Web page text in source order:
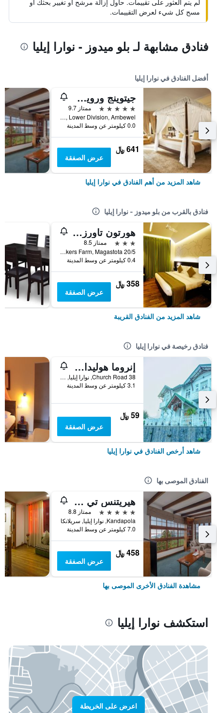
لم يتم العثور على تقييمات. حاول إزالة مرشح أو تغيير بحثك أو
مسح كل شيء لعرض التقييمات.
فنادق مشابهة لـ بلو ميدوز - نوارا إيليا
أفضل الفنادق في نوارا إيليا
جيتوينج ورويك جاردنز، آيه لاكشري ريزيرف
5 نجوم
ممتاز 9.7
Warwick Estate, Lower Division, Ambewel, نوارا إيليا, سريلانكا
0.0 كيلومتر عن وسط المدينة
641 ﷼
عرض الصفقة
شاهد المزيد من أهم الفنادق في نوارا إيليا
فنادق بالقرب من بلو ميدوز - نوارا إيليا
هورتون تاورز آند كوتيدجيز
3 نجوم
ممتاز 8.5
20/5 3rd Lane, Bakers Farm, Magastota, نوارا إيليا, سريلانكا
0.4 كيلومتر عن وسط المدينة
358 ﷼
عرض الصفقة
شاهد المزيد من الفنادق القريبة
فنادق رخيصة في نوارا إيليا
إنروما هوليداي ريزورت
38 Church Road, نوارا إيليا, سريلانكا
3.1 كيلومتر عن وسط المدينة
59 ﷼
عرض الصفقة
شاهد أرخص الفنادق في نوارا إيليا
الفنادق الموصى بها
هيريتنس تي فاكتوري
5 نجوم
ممتاز 8.8
Kandapola, نوارا إيليا, سريلانكا
7.0 كيلومتر عن وسط المدينة
458 ﷼
عرض الصفقة
مشاهدة الفنادق الأخرى الموصى بها
استكشف نوارا إيليا
اعرض على الخريطة